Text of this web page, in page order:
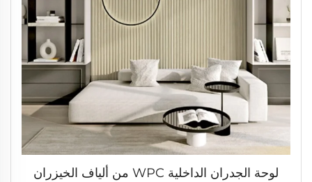
لوحة الجدران الداخلية WPC من ألياف الخيزران